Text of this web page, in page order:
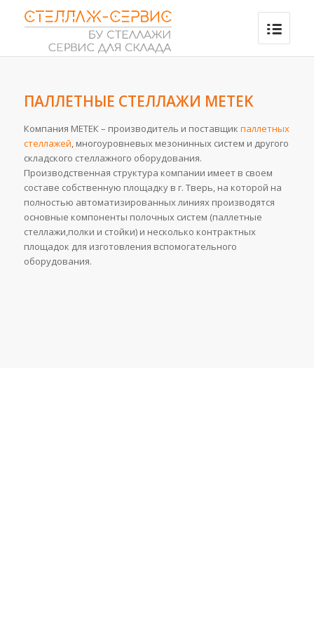
ПАЛЛЕТНЫЕ СТЕЛЛАЖИ METEK
Компания МЕТЕК – производитель и поставщик паллетных
стеллажей, многоуровневых мезонинных систем и другого
складского стеллажного оборудования.
Производственная структура компании имеет в своем
составе собственную площадку в г. Тверь, на которой на
полностью автоматизированных линиях производятся
основные компоненты полочных систем (паллетные
стеллажи,полки и стойки) и несколько контрактных
площадок для изготовления вспомогательного
оборудования.